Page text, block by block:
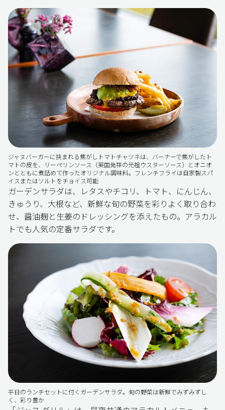
ジャヌバーガーに挟まれる焦がしトマトチャツネは、バーナーで焦がしたト
マトの皮を、リーペリンソース（英国発祥の元祖ウスターソース）とオニオ
ンとともに煮詰めて作ったオリジナル調味料。フレンチフライは自家製スパ
イスまたはソルトをチョイス可能
ガーデンサラダは、レタスやチコリ、トマト、にんじん、
きゅうり、大根など、新鮮な旬の野菜を彩りよく取り合わ
せ、醤油麹と生姜のドレッシングを添えたもの。アラカル
トでも人気の定番サラダです。
平日のランチセットに付くガーデンサラダ。旬の野菜は新鮮でみずみずし
く、彩り豊か